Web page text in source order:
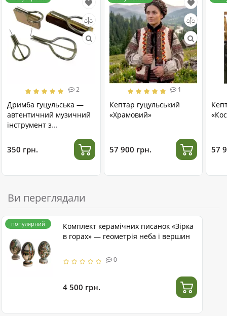
2
Дримба гуцульська —
автентичний музичний
інструмент з
350 грн.
1
Кептар гуцульський
«Храмовий»
57 900 грн. 57
Ви переглядали
популярний
Комплект керамічних писанок «Зірка
в горах» — геометрія неба і вершин
0
4 500 грн.